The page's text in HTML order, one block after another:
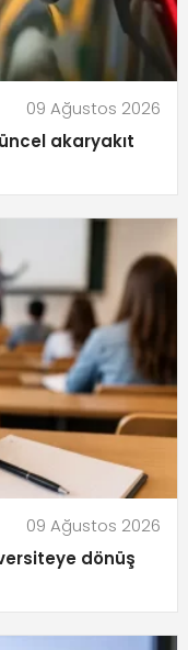
09 Ağustos 2026
akaryakıt
09 Ağustos 2026
dönüş